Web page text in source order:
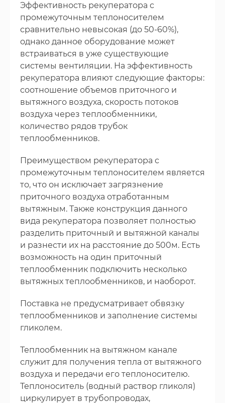
Эффективность рекуператора с
промежуточным теплоносителем
сравнительно невысокая (до 50-60%),
однако данное оборудование может
встраиваться в уже существующие
системы вентиляции. На эффективность
рекуператора влияют следующие факторы:
соотношение объемов приточного и
вытяжного воздуха, скорость потоков
воздуха через теплообменники,
количество рядов трубок
теплообменников.
Преимуществом рекуператора с
промежуточным теплоносителем является
то, что он исключает загрязнение
приточного воздуха отработанным
вытяжным. Также конструкция данного
вида рекуператора позволяет полностью
разделить приточный и вытяжной каналы
и разнести их на расстояние до 500м. Есть
возможность на один приточный
теплообменник подключить несколько
вытяжных теплообменников, и наоборот.
Поставка не предусматривает обвязку
теплообменников и заполнение системы
гликолем.
Теплообменник на вытяжном канале
служит для получения тепла от вытяжного
воздуха и передачи его теплоносителю.
Теплоноситель (водный раствор гликоля)
циркулирует в трубопроводах,